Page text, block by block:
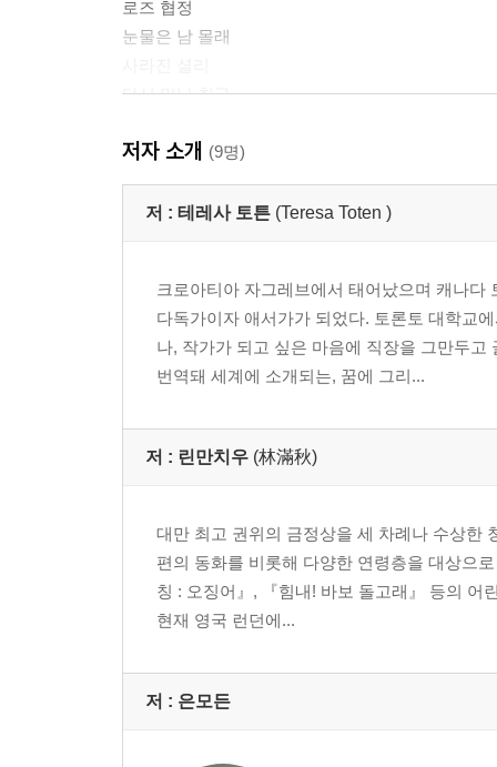
로즈 협정
눈물은 남 몰래
다시 만난 친구
파비의 위로
조별 발표
비밀소녀단의 탄생
풀리지 않는 문제
로즈D의 손목
협박 메일
활동 중단
네가 어떻게 그럴 수 있어?
언제까지라도 기다릴게
에필로그
옮긴이의 말
러블리 오혁 _ 탁경은 / p.007
저자 소개 (9명)
저 : 테레사 토튼 (Teresa Toten )
크로아티아 자그레브에서 태어났으며 캐나
다독가이자 애서가가 되었다. 토론토 대학교
나, 작가가 되고 싶은 마음에 직장을 그만두
번역돼 세계에 소개되는, 꿈에 그리...
저 : 린만치우 (林滿秋)
대만 최고 권위의 금정상을 세 차례나 수상한
편의 동화를 비롯해 다양한 연령층을 대상으
칭 : 오징어』, 『힘내! 바보 돌고래』 등의 어
현재 영국 런던에...
저 : 은모든